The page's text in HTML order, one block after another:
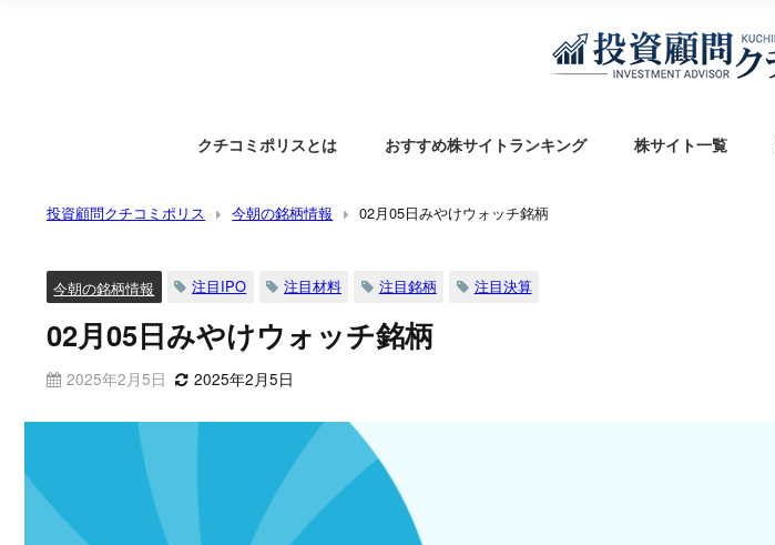
クチコミポリスとは おすすめ株サイトランキング 株サイト一覧
投資顧問クチコミポリス 今朝の銘柄情報 02月05日みやけウォッチ銘柄
今朝の銘柄情報 注目IPO 注目材料 注目銘柄 注目決算
02月05日みやけウォッチ銘柄
2025年2月5日 2025年2月5日